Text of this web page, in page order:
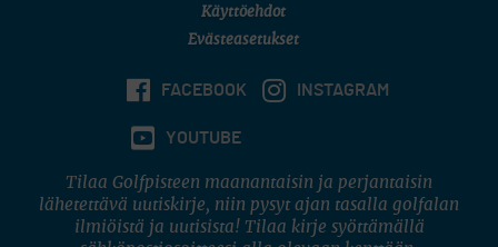
Käyttöehdot
Evästeasetukset
FACEBOOK INSTAGRAM
YOUTUBE
Tilaa Golfpisteen maanantaisin ja perjantaisin
lähetettävä uutiskirje, niin pysyt ajan tasalla golfalan
ilmiöistä ja uutisista! Tilaa kirje syöttämällä